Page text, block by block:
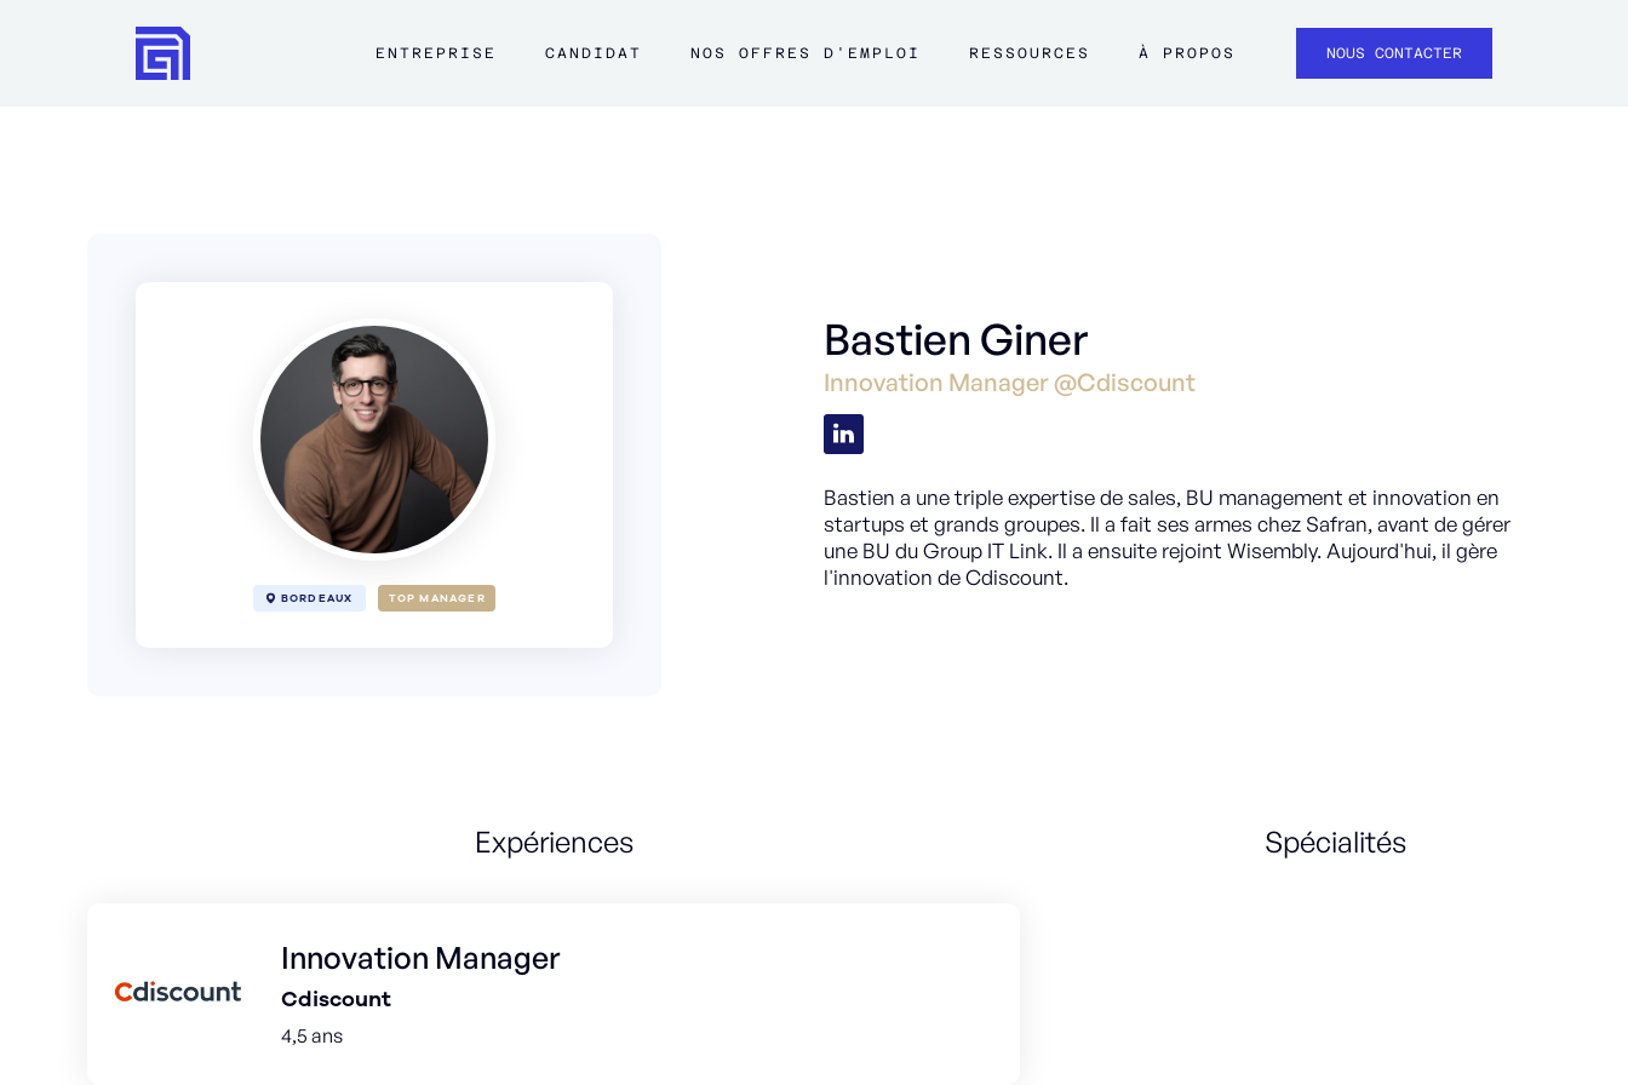
ENTREPRISE CANDIDAT NOS OFFRES D'EMPLOI RESSOURCES À PROPOS NOUS CONTACTER
BORDEAUX TOP MANAGER
Bastien Giner
Innovation Manager @Cdiscount
Bastien a une triple expertise de sales, BU management et innovation en
startups et grands groupes. Il a fait ses armes chez Safran, avant de gérer
une BU du Group IT Link. Il a ensuite rejoint Wisembly. Aujourd'hui, il gère
l'innovation de Cdiscount.
Expériences
Innovation Manager
Cdiscount
4,5 ans
Spécialités